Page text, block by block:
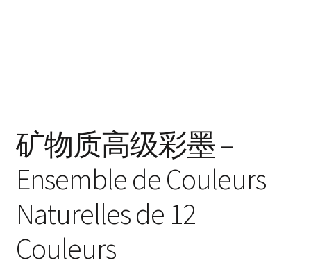
矿物质高级彩墨 –
Ensemble de Couleurs
Naturelles de 12
Couleurs